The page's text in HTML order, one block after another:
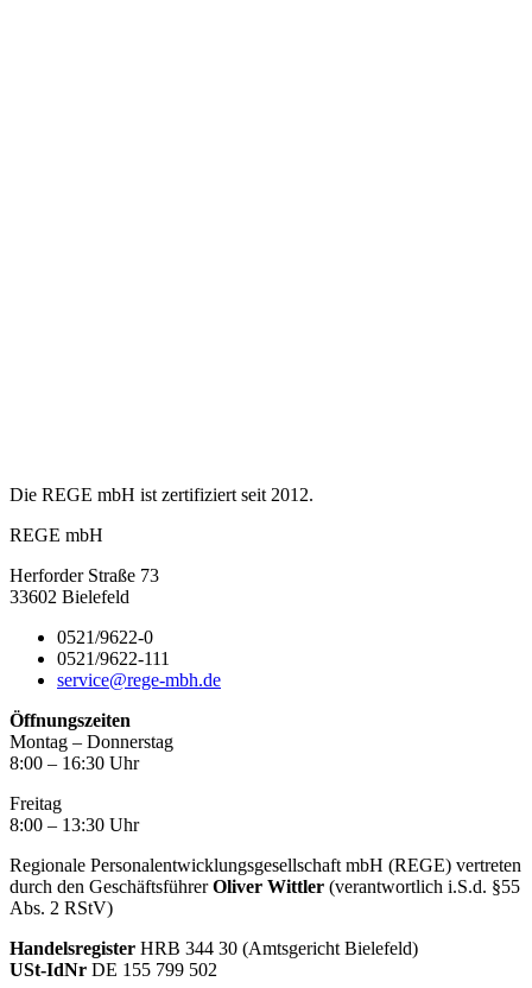
Die REGE mbH ist zertifiziert seit 2012.
REGE mbH
Herforder Straße 73
33602 Bielefeld
0521/9622-0
0521/9622-111
service@rege-mbh.de
Öffnungszeiten
Montag – Donnerstag
8:00 – 16:30 Uhr
Freitag
8:00 – 13:30 Uhr
Regionale Personalentwicklungsgesellschaft mbH (REGE) vertreten
durch den GeschäftsführerOliver Wittler (verantwortlich i.S.d. §55
Abs. 2 RStV)
Handelsregister HRB 344 30 (Amtsgericht Bielefeld)
USt-IdNr DE 155 799 502